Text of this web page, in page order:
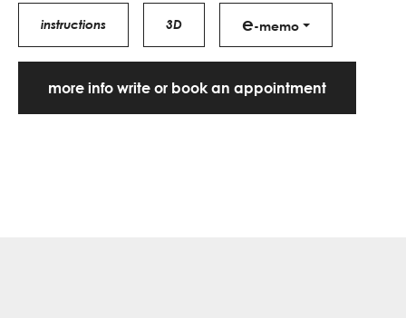
instructions 3D e-memo
more info write or book an appointment